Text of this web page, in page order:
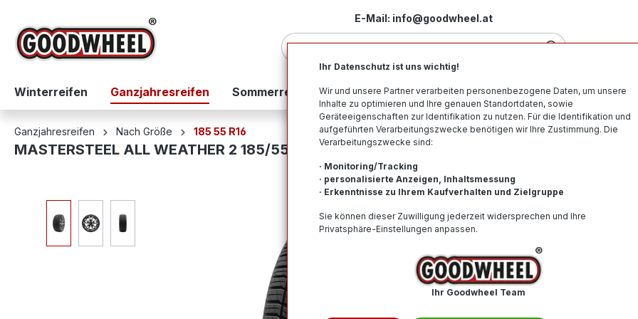
Zur Hauptnavigation springen E-Mail: info@goodwheel.at
Winterreifen Ganzjahresreifen Sommerreifen Motorradreifen Felgen Offroad-Reifen
Ganzjahresreifen Nach Größe 185 55 R16
MASTERSTEEL ALL WEATHER 2 185/55R16 87V XL BSW
69,93
Preise inkl.
Nicht
Ihr Datenschutz ist uns wichtig!
Wir und unsere Partner verarbeiten personenbezogene Daten, um unsere
Inhalte zu optimieren und Ihre genauen Standortdaten, sowie
Geräteeigenschaften zur Identifikation zu nutzen. Für die Identifikation und
aufgeführten Verarbeitungszwecke benötigen wir Ihre Zustimmung. Die
Verarbeitungszwecke sind:
· Monitoring/Tracking
· personalisierte Anzeigen, Inhaltsmessung
· Erkenntnisse zu Ihrem Kaufverhalten und Zielgruppe
Sie können dieser Zuwilligung jederzeit widersprechen und Ihre
Privatsphäre-Einstellungen anpassen.
Ihr Goodwheel Team